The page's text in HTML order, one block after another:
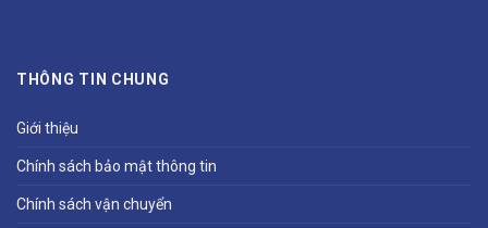
THÔNG TIN CHUNG
Giới thiệu
Chính sách bảo mật thông tin
Chính sách vận chuyển